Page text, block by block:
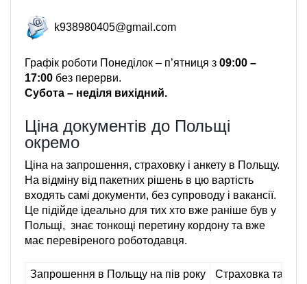
k938980405@gmail.com
Графік роботи Понеділок – п’ятниця з 09:00 –
17:00 без перерви.
Субота – неділя вихідний.
Ціна документів до Польщі
окремо
Ціна на запрошення, страховку і анкету в Польщу.
На відміну від пакетних рішень в цю вартість
входять самі документи, без супроводу і вакансії.
Це підійде ідеально для тих хто вже раніше був у
Польщі, знає тонкощі перетину кордону та вже
має перевіреного роботодавця.
Запрошення в Польщу на пів року Страховка та